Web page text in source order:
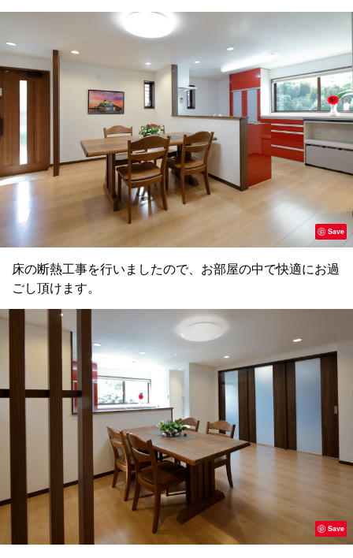
Save
床の断熱工事を行いましたので、お部屋の中で快適にお過
ごし頂けます。
Save